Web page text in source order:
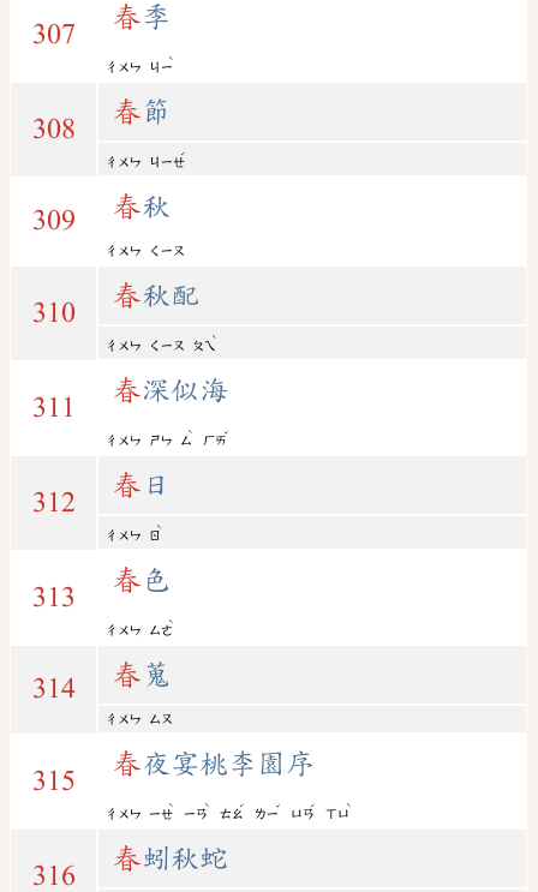
307
春季
ㄔㄨㄣ ㄐㄧ
ˋ
308
春節
ㄔㄨㄣ ㄐㄧㄝ
ˊ
309 春秋
ㄔㄨㄣ ㄑㄧㄡ
310
春秋配
ㄔㄨㄣ ㄑㄧㄡ ㄆㄟ
ˋ
311
春深似海
ㄔㄨㄣ ㄕㄣ ㄙ
ˋ
ㄏㄞ
ˇ
312
春 日
ㄔㄨㄣ ㄖ
ˋ
313
春 色
ㄔㄨㄣ ㄙㄜ
ˋ
314 春 蒐
ㄔㄨㄣ ㄙㄡ
315
春夜宴桃李園序
ㄔㄨㄣ ㄧㄝ
ˋ
ㄧㄢ
ˋ
ㄊㄠ
ˊ
ㄌㄧ
ˇ
ㄩㄢ
ˊ
ㄒㄩ
ˋ
316
春蚓秋蛇